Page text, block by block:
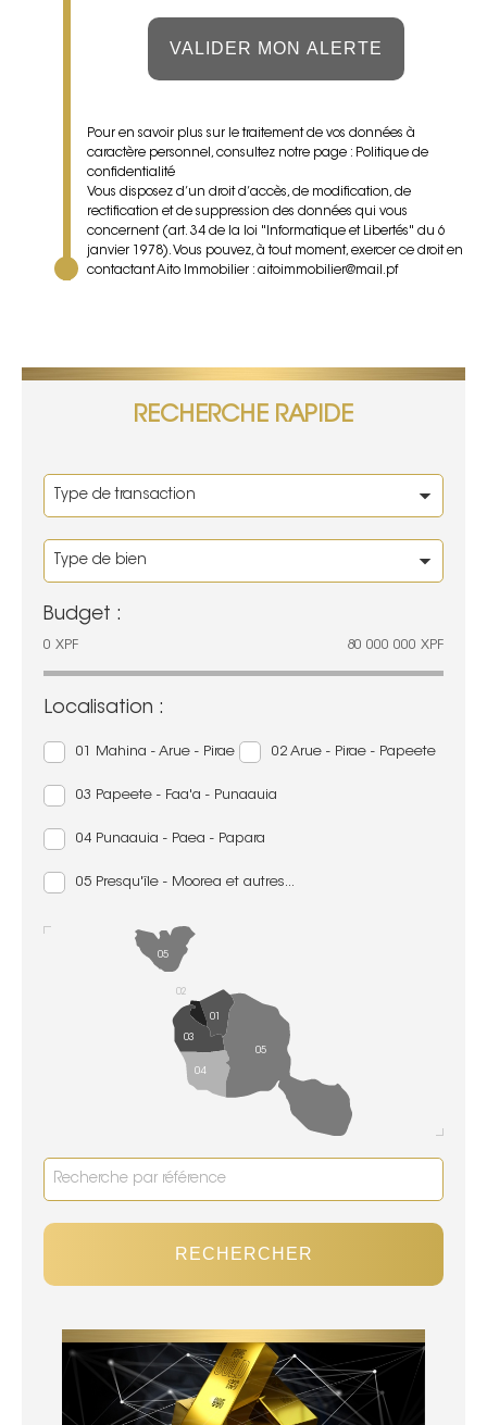
VALIDER MON ALERTE
Pour en savoir plus sur le traitement de vos données à
caractère personnel, consultez notre page : Politique de
confidentialité
Vous disposez d’un droit d’accès, de modification, de
rectification et de suppression des données qui vous
concernent (art. 34 de la loi "Informatique et Libertés" du 6
janvier 1978). Vous pouvez, à tout moment, exercer ce droit en
contactant Aito Immobilier : aitoimmobilier@mail.pf
RECHERCHE RAPIDE
Budget :
0 XPF 80 000 000 XPF
Localisation :
01 Mahina - Arue - Pirae 02 Arue - Pirae - Papeete
03 Papeete - Faa'a - Punaauia
04 Punaauia - Paea - Papara
05 Presqu'île - Moorea et autres...
01
02
03
04
05
05
RECHERCHER